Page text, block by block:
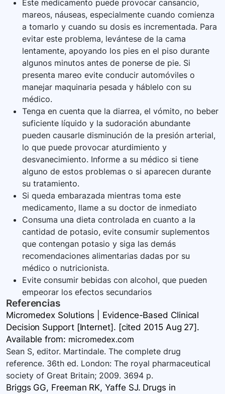
Este medicamento puede provocar cansancio,
mareos, náuseas, especialmente cuando comienza
a tomarlo y cuando su dosis es incrementada. Para
evitar este problema, levántese de la cama
lentamente, apoyando los pies en el piso durante
algunos minutos antes de ponerse de pie. Si
presenta mareo evite conducir automóviles o
manejar maquinaria pesada y háblelo con su
médico.
Tenga en cuenta que la diarrea, el vómito, no beber
suficiente líquido y la sudoración abundante
pueden causarle disminución de la presión arterial,
lo que puede provocar aturdimiento y
desvanecimiento. Informe a su médico si tiene
alguno de estos problemas o si aparecen durante
su tratamiento.
Si queda embarazada mientras toma este
medicamento, llame a su doctor de inmediato
Consuma una dieta controlada en cuanto a la
cantidad de potasio, evite consumir suplementos
que contengan potasio y siga las demás
recomendaciones alimentarias dadas por su
médico o nutricionista.
Evite consumir bebidas con alcohol, que pueden
empeorar los efectos secundarios
Referencias
Micromedex Solutions | Evidence-Based Clinical
Decision Support [Internet]. [cited 2015 Aug 27].
Available from: micromedex.com
Sean S, editor. Martindale. The complete drug
reference. 36th ed. London: The royal pharmaceutical
society of Great Britain; 2009. 3694 p.
Briggs GG, Freeman RK, Yaffe SJ. Drugs in